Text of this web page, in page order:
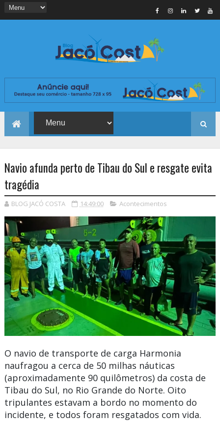
Navio afunda perto de Tibau do Sul e resgate evita
tragédia
BLOG JACÓ COSTA 14:49:00 Acontecimentos
O navio de transporte de carga Harmonia
naufragou a cerca de 50 milhas náuticas
(aproximadamente 90 quilômetros) da costa de
Tibau do Sul, no Rio Grande do Norte. Oito
tripulantes estavam a bordo no momento do
incidente, e todos foram resgatados com vida.